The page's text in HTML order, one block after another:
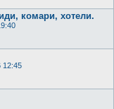
комари, хотели.
12:45